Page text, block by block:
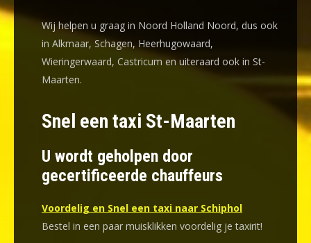
Wij helpen u graag in Noord Holland Noord, dus ook
in Alkmaar, Schagen, Heerhugowaard,
Wieringerwaard, Castricum en uiteraard ook in St-
Maarten.
Snel een taxi St-Maarten
U wordt geholpen door
gecertificeerde chauffeurs
Voordelig en Snel een taxi naar Schiphol
Bestel in een paar muisklikken voordelig je taxirit!